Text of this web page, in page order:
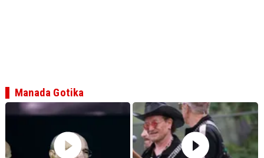
Manada Gotika